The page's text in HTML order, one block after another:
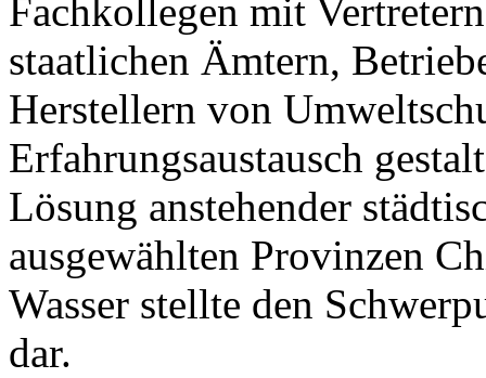
Fachkollegen mit
staatlichen Ämtern,
Herstellern von
Erfahrungsaustausch
Lösung anstehender
ausgewählten Provinzen
Wasser stellte den
dar.